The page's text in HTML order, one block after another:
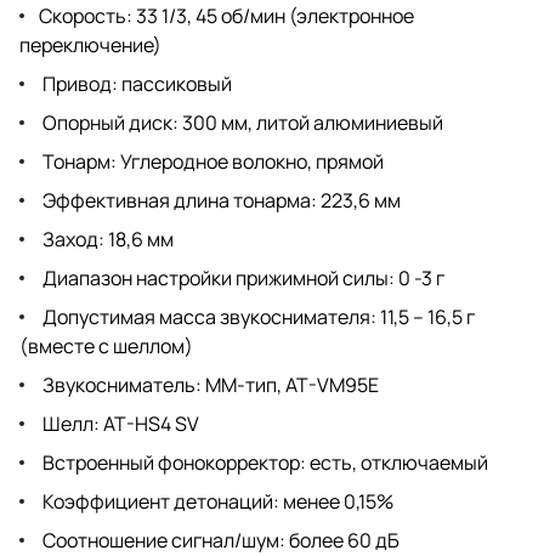
Скорость: 33 1/3, 45 об/мин (электронное
переключение)
Привод: пассиковый
Опорный диск: 300 мм, литой алюминиевый
Тонарм: Углеродное волокно, прямой
Эффективная длина тонарма: 223,6 мм
Заход: 18,6 мм
Диапазон настройки прижимной силы: 0 -3 г
Допустимая масса звукоснимателя: 11,5 – 16,5 г
(вместе с шеллом)
Звукосниматель: MM-тип, AT-VM95E
Шелл: AT-HS4 SV
Встроенный фонокорректор: есть, отключаемый
Коэффициент детонаций: менее 0,15%
Соотношение сигнал/шум: более 60 дБ